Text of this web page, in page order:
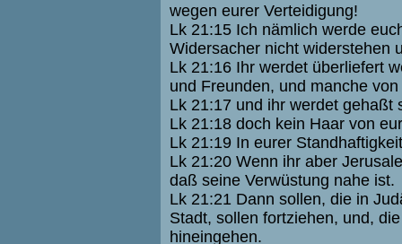
wegen eurer Verteidigung!
Lk 21:15 Ich nämlich werde
Widersacher nicht widerstehen
Lk 21:16 Ihr werdet überliefert
und Freunden, und manche
Lk 21:17 und ihr werdet gehaßt
Lk 21:18 doch kein Haar von
Lk 21:19 In eurer
Lk 21:20 Wenn ihr aber
daß seine Verwüstung nahe ist.
Lk 21:21 Dann sollen, die in
Stadt, sollen fortziehen, und,
hineingehen.